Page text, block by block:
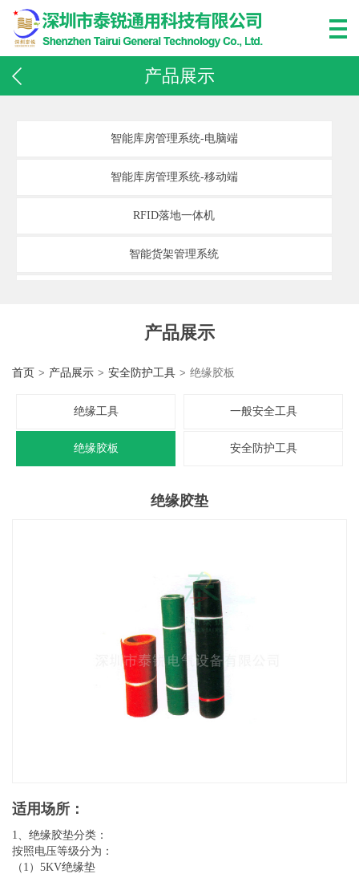
产品展示
智能库房管理系统-电脑端
智能库房管理系统-移动端
RFID落地一体机
智能货架管理系统
智能存储柜
智能称重系列
产品展示
首页 产品展示 安全防护工具 绝缘胶板
绝缘工具 一般安全工具
绝缘胶板 安全防护工具
绝缘胶垫
适用场所：
1、绝缘胶垫分类：
按照电压等级分为：
（1）5KV绝缘垫